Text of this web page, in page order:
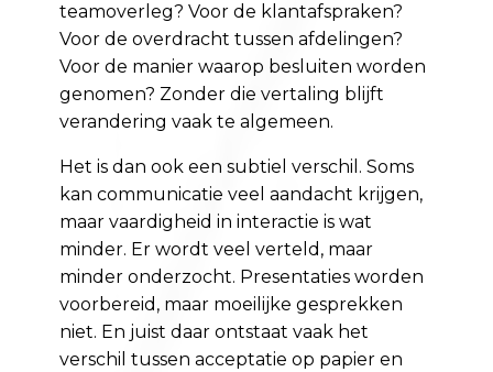
teamoverleg? Voor de klantafspraken?
Voor de overdracht tussen afdelingen?
Voor de manier waarop besluiten worden
genomen? Zonder die vertaling blijft
verandering vaak te algemeen.
Het is dan ook een subtiel verschil. Soms
kan communicatie veel aandacht krijgen,
maar vaardigheid in interactie is wat
minder. Er wordt veel verteld, maar
minder onderzocht. Presentaties worden
voorbereid, maar moeilijke gesprekken
niet. En juist daar ontstaat vaak het
verschil tussen acceptatie op papier en